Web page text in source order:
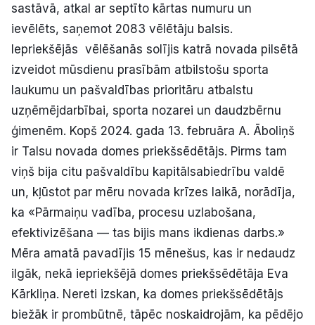
sastāvā, atkal ar septīto kārtas numuru un
ievēlēts, saņemot 2083 vēlētāju balsis.
Iepriekšējās vēlēšanās solījis katrā novada pilsētā
izveidot mūsdienu prasībām atbilstošu sporta
laukumu un pašvaldības prioritāru atbalstu
uzņēmējdarbībai, sporta nozarei un daudzbērnu
ģimenēm. Kopš 2024. gada 13. februāra A. Āboliņš
ir Talsu novada domes priekšsēdētājs. Pirms tam
viņš bija citu pašvaldību kapitālsabiedrību valdē
un, kļūstot par mēru novada krīzes laikā, norādīja,
ka «Pārmaiņu vadība, procesu uzlabošana,
efektivizēšana — tas bijis mans ikdienas darbs.»
Mēra amatā pavadījis 15 mēnešus, kas ir nedaudz
ilgāk, nekā iepriekšējā domes priekšsēdētāja Eva
Kārkliņa. Nereti izskan, ka domes priekšsēdētājs
biežāk ir prombūtnē, tāpēc noskaidrojām, ka pēdējo